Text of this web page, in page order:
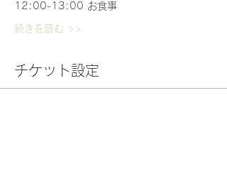
12:00-13:00 お食事
続きを読む >>
チケット設定